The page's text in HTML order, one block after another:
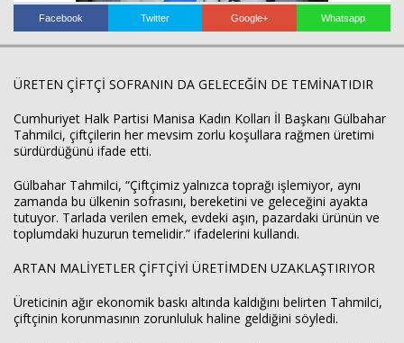
Facebook Twitter Google+ Whatsapp
ÜRETEN ÇİFTÇİ SOFRANIN DA GELECEĞİN DE TEMİNATIDIR
Cumhuriyet Halk Partisi Manisa Kadın Kolları İl Başkanı Gülbahar
Tahmilci, çiftçilerin her mevsim zorlu koşullara rağmen üretimi
sürdürdüğünü ifade etti.
Gülbahar Tahmilci, “Çiftçimiz yalnızca toprağı işlemiyor, aynı
zamanda bu ülkenin sofrasını, bereketini ve geleceğini ayakta
tutuyor. Tarlada verilen emek, evdeki aşın, pazardaki ürünün ve
toplumdaki huzurun temelidir.” ifadelerini kullandı.
ARTAN MALİYETLER ÇİFTÇİYİ ÜRETİMDEN UZAKLAŞTIRIYOR
Üreticinin ağır ekonomik baskı altında kaldığını belirten Tahmilci,
çiftçinin korunmasının zorunluluk haline geldiğini söyledi.
Haberin Doğru Adresi.